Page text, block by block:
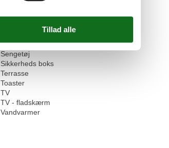
Køleskab
Mulighed for fryser
Opvarmet
Sengetøj
Sikkerheds boks
Terrasse
Toaster
TV
TV - fladskærm
Vandvarmer